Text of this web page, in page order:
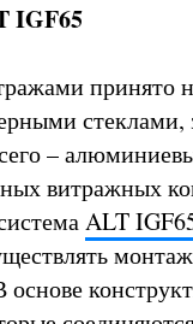
IGF65
принято
–
витражных
ALT